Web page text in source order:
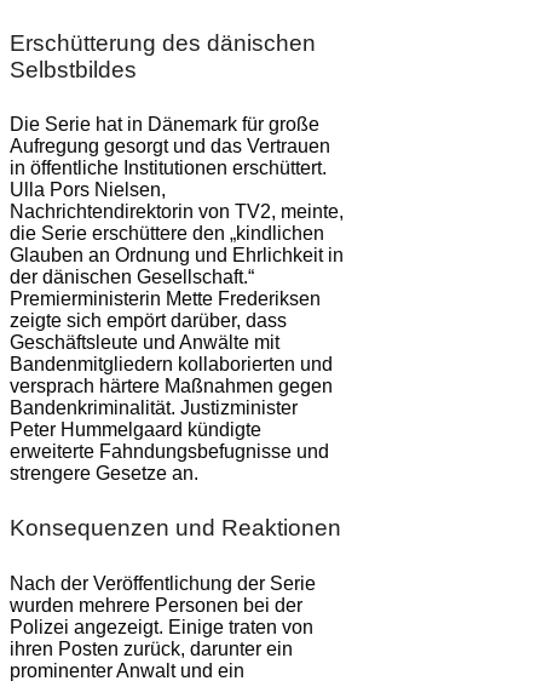
Erschütterung des dänischen
Selbstbildes
Die Serie hat in Dänemark für große
Aufregung gesorgt und das Vertrauen
in öffentliche Institutionen erschüttert.
Ulla Pors Nielsen,
Nachrichtendirektorin von TV2, meinte,
die Serie erschüttere den „kindlichen
Glauben an Ordnung und Ehrlichkeit in
der dänischen Gesellschaft.“
Premierministerin Mette Frederiksen
zeigte sich empört darüber, dass
Geschäftsleute und Anwälte mit
Bandenmitgliedern kollaborierten und
versprach härtere Maßnahmen gegen
Bandenkriminalität. Justizminister
Peter Hummelgaard kündigte
erweiterte Fahndungsbefugnisse und
strengere Gesetze an.
Konsequenzen und Reaktionen
Nach der Veröffentlichung der Serie
wurden mehrere Personen bei der
Polizei angezeigt. Einige traten von
ihren Posten zurück, darunter ein
prominenter Anwalt und ein